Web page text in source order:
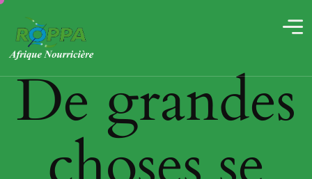
De grandes